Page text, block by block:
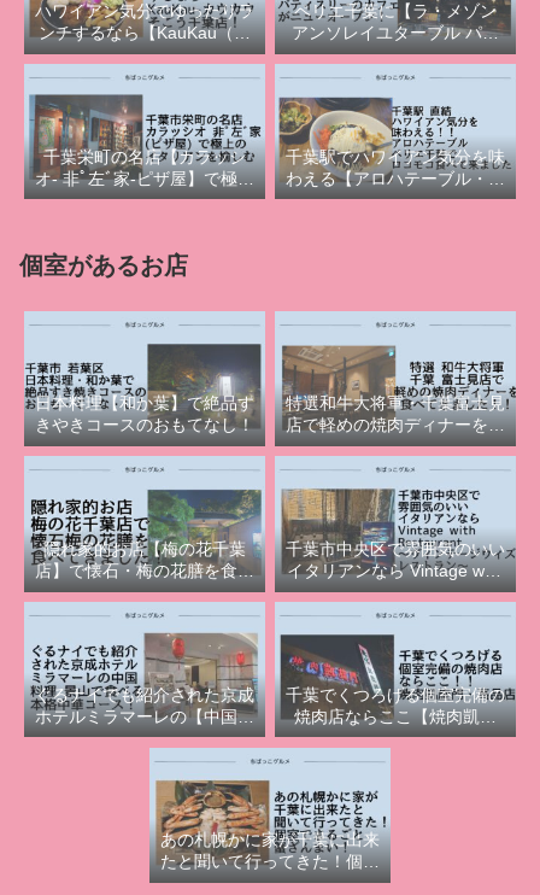
ハワイアン気分でゆったりラ
ンチするなら【KauKau（カ
ウカウ）そごう千葉店】
ペリエ千葉に【ラ・メゾン
アンソレイユターブル パテ
ィスリー】のカフェがニュー
オープン！
千葉栄町の名店【カラッシ
オ‐ 非ﾟ左ﾞ家‐ピザ屋】で極上
イタリアンを愉しむ
千葉駅でハワイアン気分を味
わえる【アロハテーブル・ペ
リエ千葉】でロコモコ食べて
個室があるお店
日本料理【和か葉】で絶品す
きやきコースのおもてなし！
特選和牛大将軍・千葉富士見
店で軽めの焼肉ディナーを食
べてきました！
隠れ家的お店【梅の花千葉
店】で懐石・梅の花膳を食べ
てきました！
千葉市中央区で雰囲気のいい
イタリアンなら Vintage with
Restaurant（ヴィンテージウ
ィズレストラン）！
ぐるナイでも紹介された京成
ホテルミラマーレの【中国料
理 景山】で食べる本格中華
コース！
千葉でくつろげる個室完備の
焼肉店ならここ【焼肉凱旋
門・高品店】
あの札幌かに家が千葉に出来
たと聞いて行ってきた！個室
でまるごと蟹ざんまい！